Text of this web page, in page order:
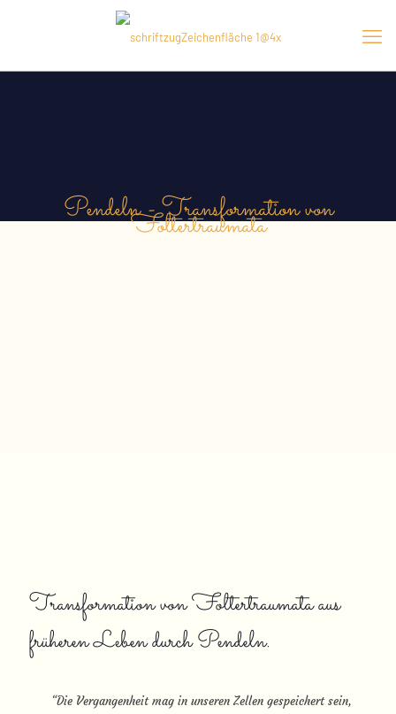
Pendeln - Transformation von
Foltertraumata
Transformation von Foltertraumata aus
früheren Leben durch Pendeln.
“Die Vergangenheit mag in unseren Zellen gespeichert sein,